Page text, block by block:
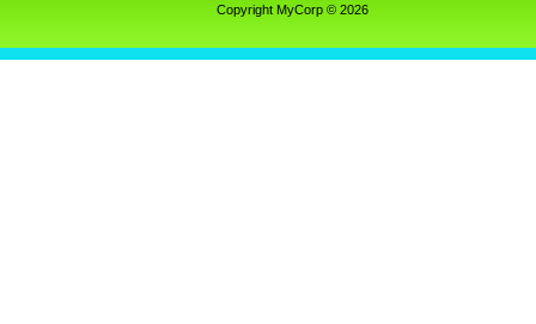
Copyright MyCorp © 2026